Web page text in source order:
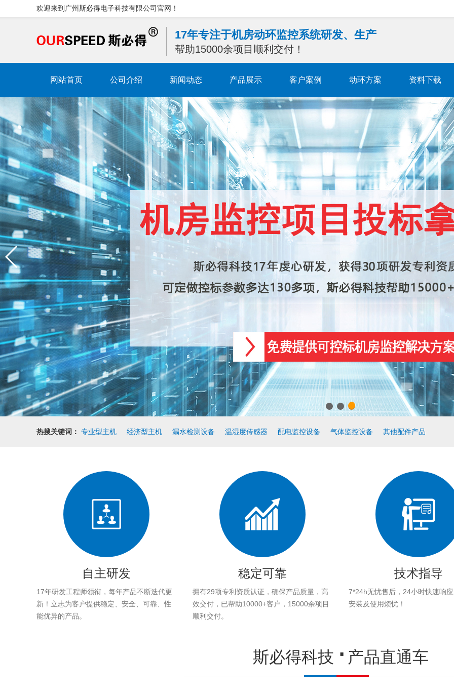
欢迎来到广州斯必得电子科技有限公司官网！
17年专注于机房动环监控系统研发、生产
帮助15000余项目顺利交付！
网站首页 公司介绍 新闻动态 产品展示 客户案例 动环方案 资料下载
热搜关键词： 专业型主机 经济型主机 漏水检测设备 温湿度传感器 配电监控设备 气体监控设备 其他配件产品
自主研发
17年研发工程师领衔，每年产品不断迭代更
新！立志为客户提供稳定、安全、可靠、性
能优异的产品。
稳定可靠
拥有29项专利资质认证，确保产品质量，高
效交付，已帮助10000+客户，15000余项目
顺利交付。
技术指导
7*24h无忧售后，24小时快速响
安装及使用烦忧！
斯必得科技 产品直通车